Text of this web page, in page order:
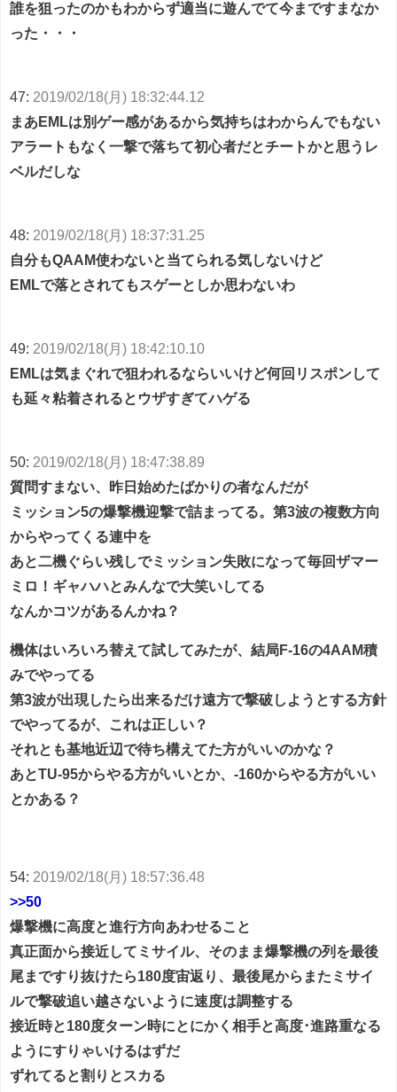
誰を狙ったのかもわからず適当に遊んでて今まですまなか
った・・・
47: 2019/02/18(月) 18:32:44.12
まあEMLは別ゲー感があるから気持ちはわからんでもない
アラートもなく一撃で落ちて初心者だとチートかと思うレ
ベルだしな
48: 2019/02/18(月) 18:37:31.25
自分もQAAM使わないと当てられる気しないけど
EMLで落とされてもスゲーとしか思わないわ
49: 2019/02/18(月) 18:42:10.10
EMLは気まぐれで狙われるならいいけど何回リスポンして
も延々粘着されるとウザすぎてハゲる
50: 2019/02/18(月) 18:47:38.89
質問すまない、昨日始めたばかりの者なんだが
ミッション5の爆撃機迎撃で詰まってる。第3波の複数方向
からやってくる連中を
あと二機ぐらい残しでミッション失敗になって毎回ザマー
ミロ！ギャハハとみんなで大笑いしてる
なんかコツがあるんかね？
機体はいろいろ替えて試してみたが、結局F-16の4AAM積
みでやってる
第3波が出現したら出来るだけ遠方で撃破しようとする方針
でやってるが、これは正しい？
それとも基地近辺で待ち構えてた方がいいのかな？
あとTU-95からやる方がいいとか、-160からやる方がいい
とかある？
54: 2019/02/18(月) 18:57:36.48
>>50
爆撃機に高度と進行方向あわせること
真正面から接近してミサイル、そのまま爆撃機の列を最後
尾まですり抜けたら180度宙返り、最後尾からまたミサイ
ルで撃破追い越さないように速度は調整する
接近時と180度ターン時にとにかく相手と高度･進路重なる
ようにすりゃいけるはずだ
ずれてると割りとスカる